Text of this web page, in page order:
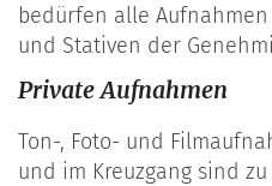
bedürfen alle
und Stativen der
Private Aufnahmen
Ton-, Foto- und
und im Kreuzgang sind